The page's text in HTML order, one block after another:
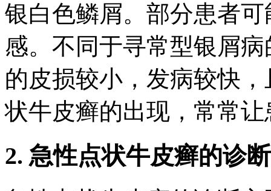
银白色鳞屑。部分患者
感。不同于寻常型银屑
的皮损较小，发病较快
状牛皮癣的出现，常常
2. 急性点状牛皮癣的诊断